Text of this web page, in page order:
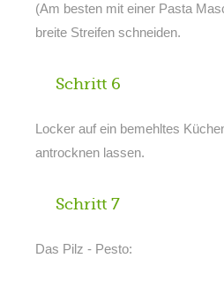
(Am besten mit einer Pasta
breite Streifen schneiden.
Schritt 6
Locker auf ein bemehltes
antrocknen lassen.
Schritt 7
Das Pilz - Pesto: